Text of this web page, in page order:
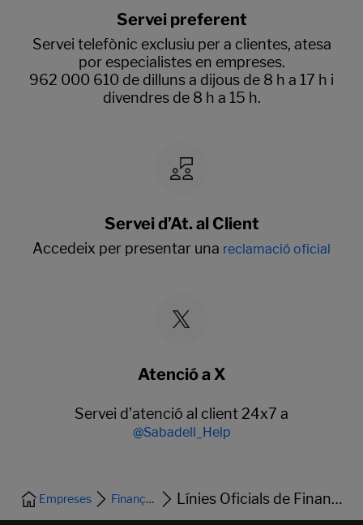
Servei preferent
Servei telefònic exclusiu per a clientes, atesa
por especialistes en empreses.
962 000 610 de dilluns a dijous de 8 h a 17 h i
divendres de 8 h a 15 h.
Servei d’At. al Client
Accedeix per presentar una reclamació oficial
Atenció a X
Servei d’atenció al client 24x7 a
@Sabadell_Help
Empreses Finançament Línies Oficials de Finançament i Avals